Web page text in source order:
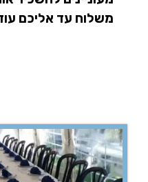
משלוח עד אליכם